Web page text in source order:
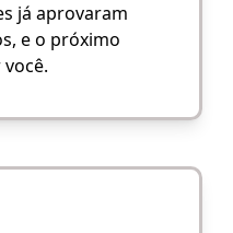
já aprovaram
e o próximo